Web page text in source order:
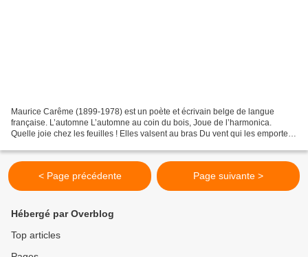
Maurice Carême (1899-1978) est un poète et écrivain belge de langue
française. L’automne L’automne au coin du bois, Joue de l’harmonica.
Quelle joie chez les feuilles ! Elles valsent au bras Du vent qui les emporte.
< Page précédente Page suivante >
Hébergé par Overblog
Top articles